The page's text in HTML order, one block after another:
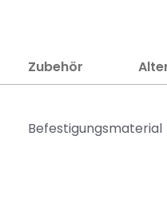
Zubehör
Befestigungsmaterial